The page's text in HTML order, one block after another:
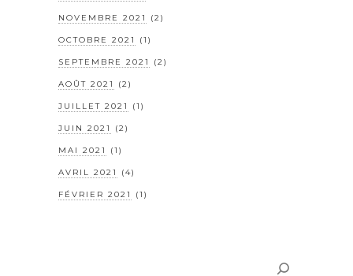
NOVEMBRE 2021 (2)
OCTOBRE 2021 (1)
SEPTEMBRE 2021 (2)
AOÛT 2021 (2)
JUILLET 2021 (1)
JUIN 2021 (2)
MAI 2021 (1)
AVRIL 2021 (4)
FÉVRIER 2021 (1)